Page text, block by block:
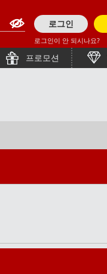
로그인
로그인이 안 되시나요?
English (Asia)
프로모션